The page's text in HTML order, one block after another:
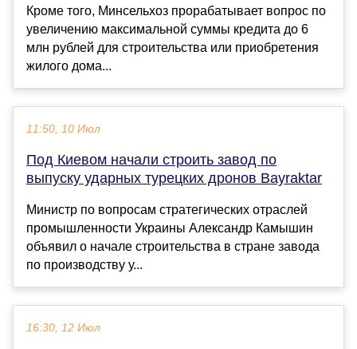
Кроме того, Минсельхоз прорабатывает вопрос по
увеличению максимальной суммы кредита до 6
млн рублей для строительства или приобретения
жилого дома...
11:50, 10 Июл
Под Киевом начали строить завод по
выпуску ударных турецких дронов Bayraktar
Министр по вопросам стратегических отраслей
промышленности Украины Александр Камышин
объявил о начале строительства в стране завода
по производству у...
16:30, 12 Июл